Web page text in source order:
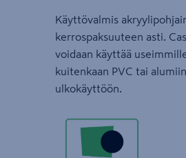
Käyttövalmis
kerrospaksuuteen asti.
voidaan käyttää
kuitenkaan PVC tai
ulkokäyttöön.